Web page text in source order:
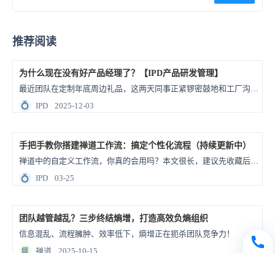
推荐阅读
为什么现在没有好产品经理了？【IPD产品研发管理】
💍
IPD 2025-12-03
手把手教你搭建禅道工作流：搞定个性化流程（持续更新中）
禅道中的自定义工作流，你真的会用吗？本文很长，建议先收藏后观看（别码住就放在收藏夹里吃灰，记得回来动手练嗷）。 响应很多同学的需求，这次阿道直接上实操，手把手教各位搭建禅道工作流，轻松搞定个性化项目管理流程，废话不多说，跟着步骤操作起来！ 扫码备注“合同管理工作流” 获取完整工作流配置文档！ 一、工...
💍
IPD 03-25
团队越管越乱？三步终结熵增，打造高效负熵组织
信息混乱、流程臃肿、效率低下，熵增正在扼杀团队竞争力！
📘
禅道 2025-10-15